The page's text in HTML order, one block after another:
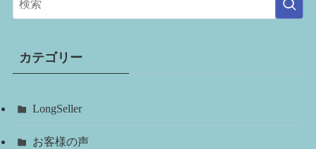
カテゴリー
LongSeller
お客様の声